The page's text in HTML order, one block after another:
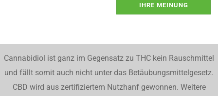
IHRE MEINUNG
Cannabidiol ist ganz im Gegensatz zu THC kein Rauschmittel
und fällt somit auch nicht unter das Betäubungsmittelgesetz.
CBD wird aus zertifiziertem Nutzhanf gewonnen. Weitere